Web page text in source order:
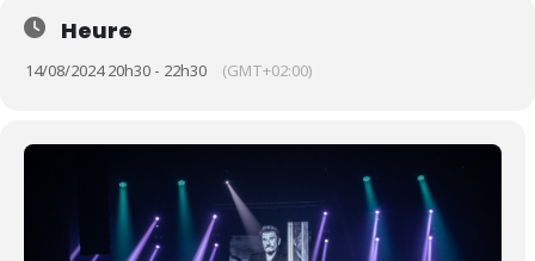
Heure
14/08/2024 20h30 - 22h30 (GMT+02:00)